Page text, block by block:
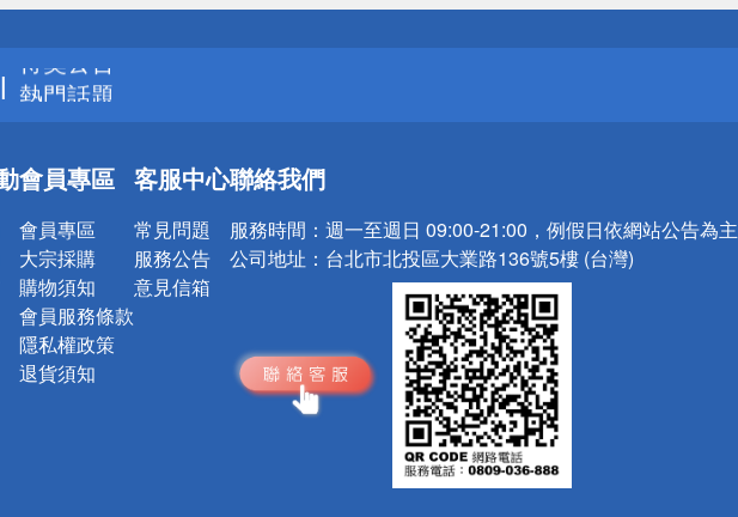
詐騙網頁！請小心！
得獎公告
熱門話題
銀行優惠
詐騙網頁！請小心！
會員專區
會員專區
大宗採購
購物須知
會員服務條款
隱私權政策
退貨須知
客服中心
常見問題
服務公告
意見信箱
聯絡我們
服務時間： 週一至週日 09:00-21:00，例假日依網站公告為主
公司地址： 台北市北投區大業路136號5樓 (台灣)